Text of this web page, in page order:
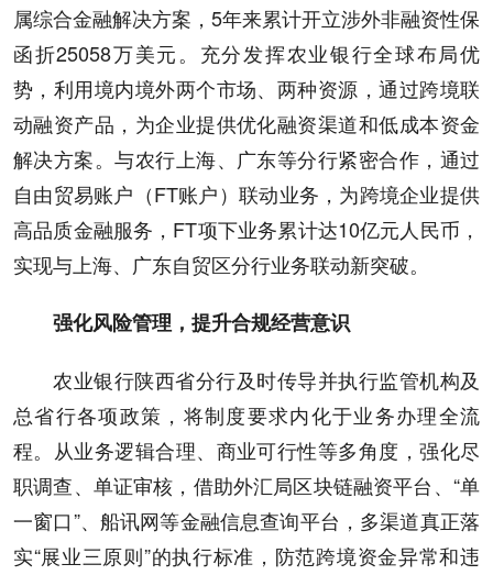
属综合金融解决方案，5年来累计开立涉外非融资性保
函折25058万美元。充分发挥农业银行全球布局优
势，利用境内境外两个市场、两种资源，通过跨境联
动融资产品，为企业提供优化融资渠道和低成本资金
解决方案。与农行上海、广东等分行紧密合作，通过
自由贸易账户（FT账户）联动业务，为跨境企业提供
高品质金融服务，FT项下业务累计达10亿元人民币，
实现与上海、广东自贸区分行业务联动新突破。
强化风险管理，提升合规经营意识
农业银行陕西省分行及时传导并执行监管机构及
总省行各项政策，将制度要求内化于业务办理全流
程。从业务逻辑合理、商业可行性等多角度，强化尽
职调查、单证审核，借助外汇局区块链融资平台、“单
一窗口”、船讯网等金融信息查询平台，多渠道真正落
实“展业三原则”的执行标准，防范跨境资金异常和违